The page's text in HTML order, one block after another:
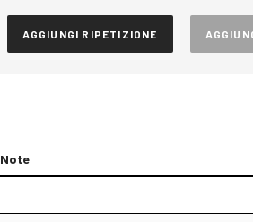
AGGIUNGI RIPETIZIONE
Note